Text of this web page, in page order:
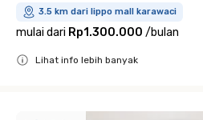
3.5 km dari lippo mall karawaci
mulai dari Rp1.300.000 /bulan
Lihat info lebih banyak